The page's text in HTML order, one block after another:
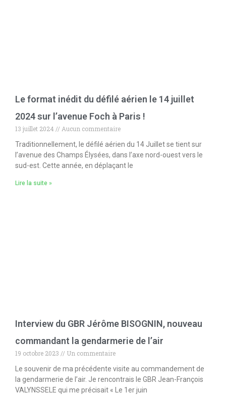
Le format inédit du défilé aérien le 14 juillet
2024 sur l’avenue Foch à Paris !
13 juillet 2024
Aucun commentaire
Traditionnellement, le défilé aérien du 14 Juillet se tient sur
l’avenue des Champs Élysées, dans l’axe nord-ouest vers le
sud-est. Cette année, en déplaçant le
Lire la suite »
Interview du GBR Jérôme BISOGNIN, nouveau
commandant la gendarmerie de l’air
19 octobre 2023
Un commentaire
Le souvenir de ma précédente visite au commandement de
la gendarmerie de l’air. Je rencontrais le GBR Jean-François
VALYNSSELE qui me précisait « Le 1er juin